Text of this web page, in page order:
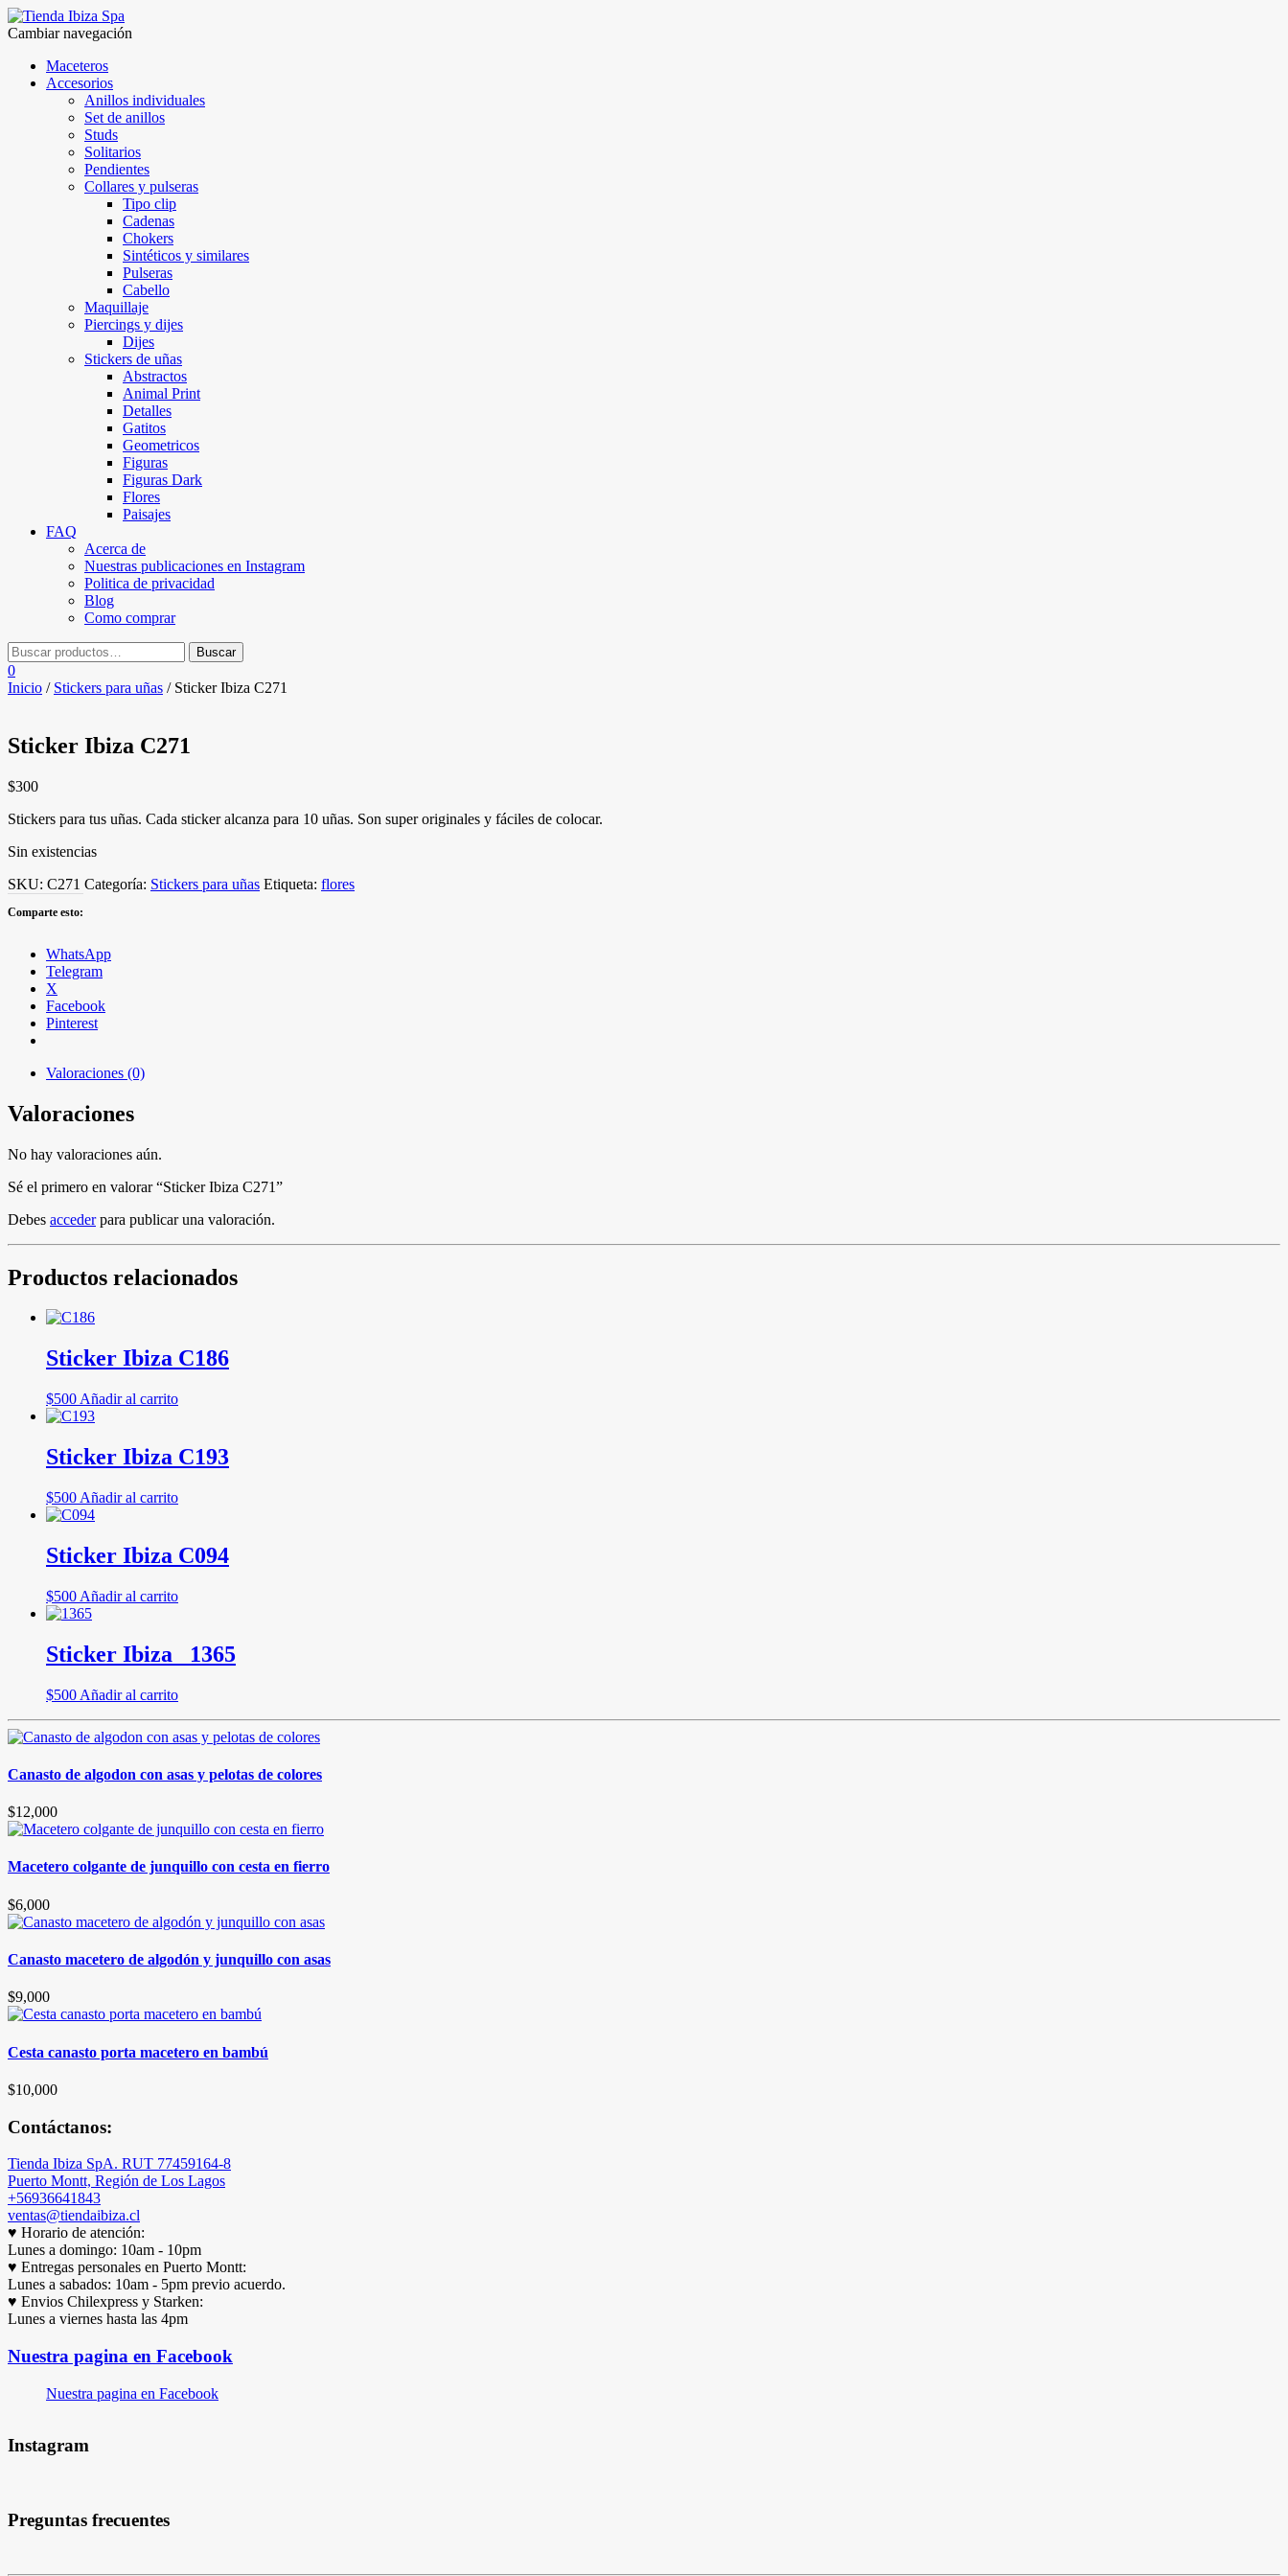
Cambiar navegación
Maceteros
Accesorios
Anillos individuales
Set de anillos
Studs
Solitarios
Pendientes
Collares y pulseras
Tipo clip
Cadenas
Chokers
Sintéticos y similares
Pulseras
Cabello
Maquillaje
Piercings y dijes
Dijes
Stickers de uñas
Abstractos
Animal Print
Detalles
Gatitos
Geometricos
Figuras
Figuras Dark
Flores
Paisajes
FAQ
Acerca de
Nuestras publicaciones en Instagram
Politica de privacidad
Blog
Como comprar
0
Inicio / Stickers para uñas / Sticker Ibiza C271
Sticker Ibiza C271
$300
Stickers para tus uñas. Cada sticker alcanza para 10 uñas. Son super originales y fáciles de colocar.
Sin existencias
SKU: C271 Categoría: Stickers para uñas Etiqueta: flores
Comparte esto:
WhatsApp
Telegram
X
Facebook
Pinterest
Valoraciones (0)
Valoraciones
No hay valoraciones aún.
Sé el primero en valorar “Sticker Ibiza C271”
Debes accederpara publicar una valoración.
Productos relacionados
Sticker Ibiza C186
$500 Añadir al carrito
Sticker Ibiza C193
$500 Añadir al carrito
Sticker Ibiza C094
$500 Añadir al carrito
Sticker Ibiza _1365
$500 Añadir al carrito
Canasto de algodon con asas y pelotas de colores
$12,000
Macetero colgante de junquillo con cesta en fierro
$6,000
Canasto macetero de algodón y junquillo con asas
$9,000
Cesta canasto porta macetero en bambú
$10,000
Contáctanos:
Tienda Ibiza SpA. RUT 77459164-8
Puerto Montt, Región de Los Lagos
+56936641843
ventas@tiendaibiza.cl
♥ Horario de atención:
Lunes a domingo: 10am - 10pm
♥ Entregas personales en Puerto Montt:
Lunes a sabados: 10am - 5pm previo acuerdo.
♥ Envios Chilexpress y Starken:
Lunes a viernes hasta las 4pm
Nuestra pagina en Facebook
Nuestra pagina en Facebook
Instagram
Preguntas frecuentes